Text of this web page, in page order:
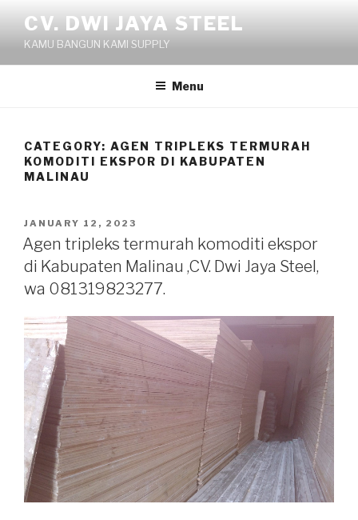
content
CV. DWI JAYA STEEL
KAMU BANGUN KAMI SUPPLY
Menu
CATEGORY: AGEN TRIPLEKS TERMURAH
KOMODITI EKSPOR DI KABUPATEN
MALINAU
POSTED
ON
JANUARY 12, 2023
Agen tripleks termurah komoditi ekspor
di Kabupaten Malinau ,CV. Dwi Jaya Steel,
wa 081319823277.